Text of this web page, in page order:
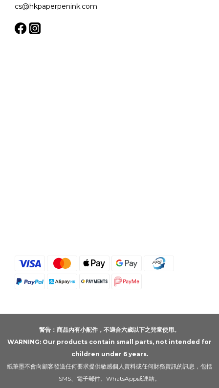
cs@hkpaperpenink.com
警告：商品內有小配件，不適合六歲以下之兒童使用。
WARNING: Our products contain small parts, not intended for
children under 6 years.
紙筆墨不會向顧客發送任何要求提供敏感個人資料或任何財務資訊的訊息，包括
SMS、電子郵件、WhatsApp或連結。